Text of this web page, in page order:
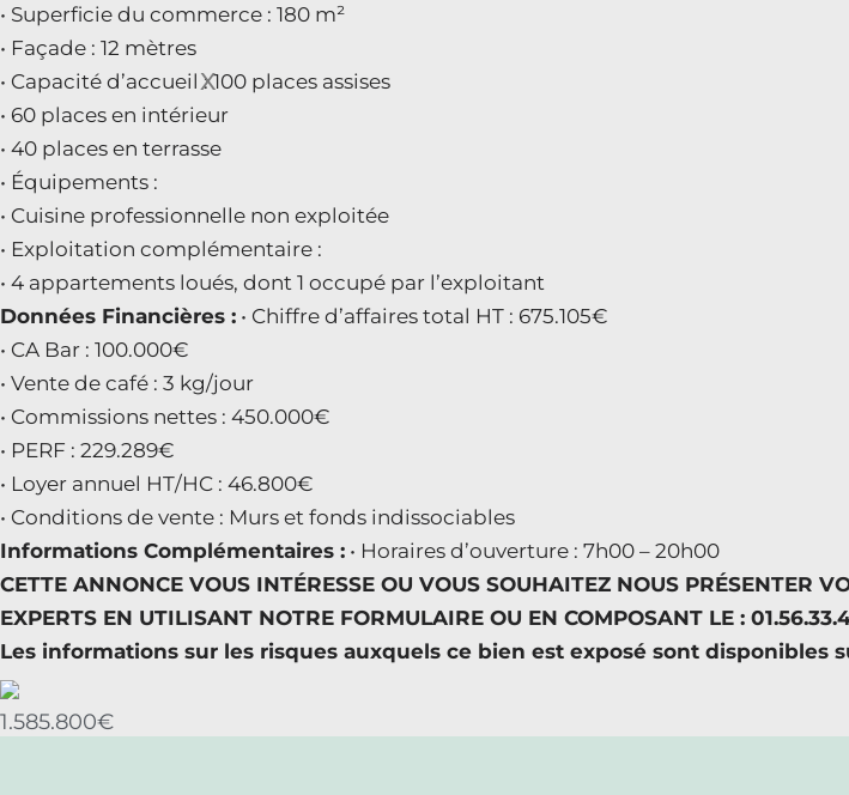
X
• Superficie du commerce : 180 m²
• Façade : 12 mètres
• Capacité d’accueil : 100 places assises
• 60 places en intérieur
• 40 places en terrasse
• Équipements :
• Cuisine professionnelle non exploitée
• Exploitation complémentaire :
• 4 appartements loués, dont 1 occupé par l’exploitant
Données Financières : • Chiffre d’affaires total HT : 675.105€
• CA Bar : 100.000€
• Vente de café : 3 kg/jour
• Commissions nettes : 450.000€
• PERF : 229.289€
• Loyer annuel HT/HC : 46.800€
• Conditions de vente : Murs et fonds indissociables
Informations Complémentaires : • Horaires d’ouverture : 7h00 – 20h00
CETTE ANNONCE VOUS INTÉRESSE OU VOUS SOUHAITEZ NOUS PRÉSENTER
EXPERTS EN UTILISANT NOTRE FORMULAIRE OU EN COMPOSANT LE :
Les informations sur les risques auxquels ce bien est exposé sont disponibles
1.585.800€